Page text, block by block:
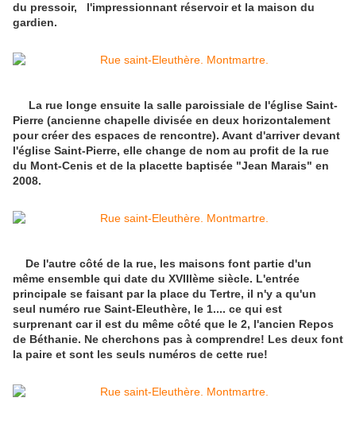
du pressoir, l'impressionnant réservoir et la maison du
gardien.
La rue longe ensuite la salle paroissiale de l'église Saint-
Pierre (ancienne chapelle divisée en deux horizontalement
pour créer des espaces de rencontre). Avant d'arriver devant
l'église Saint-Pierre, elle change de nom au profit de la rue
du Mont-Cenis et de la placette baptisée "Jean Marais" en
2008.
De l'autre côté de la rue, les maisons font partie d'un
même ensemble qui date du XVIIIème siècle. L'entrée
principale se faisant par la place du Tertre, il n'y a qu'un
seul numéro rue Saint-Eleuthère, le 1.... ce qui est
surprenant car il est du même côté que le 2, l'ancien Repos
de Béthanie. Ne cherchons pas à comprendre! Les deux font
la paire et sont les seuls numéros de cette rue!